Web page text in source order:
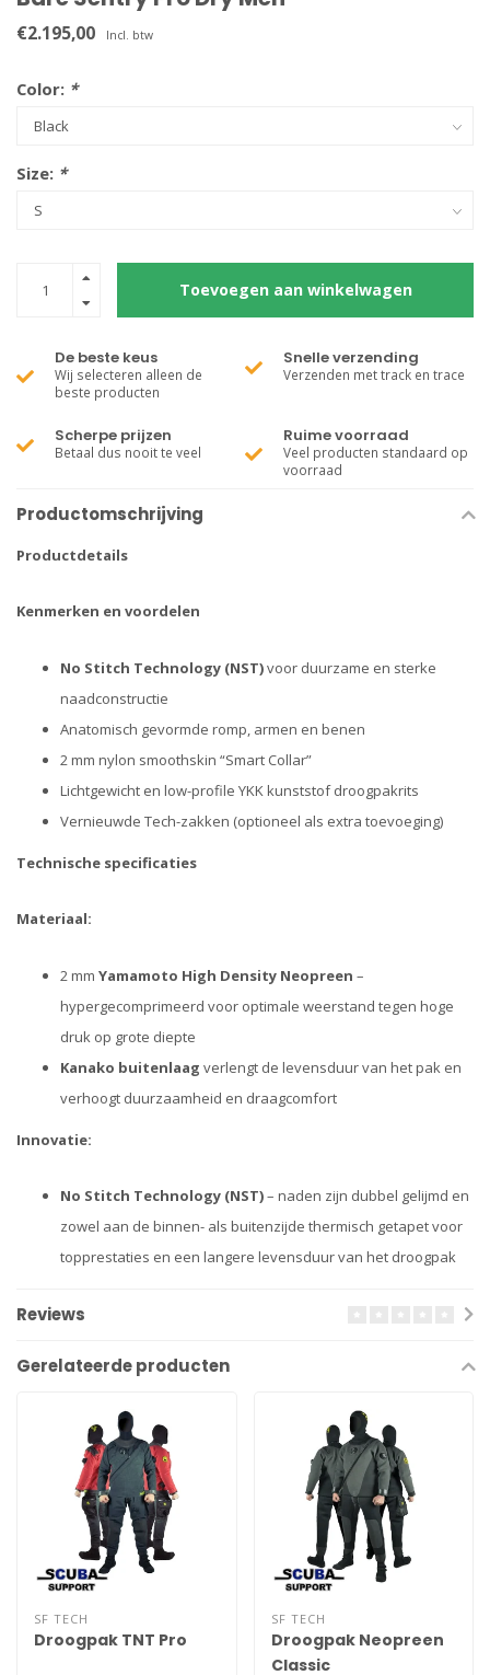
€2.195,00 Incl. btw
Color: *
Size: *
Toevoegen aan winkelwagen
De beste keus
Wij selecteren alleen de
beste producten
Snelle verzending
Verzenden met track en trace
Scherpe prijzen
Betaal dus nooit te veel
Ruime voorraad
Veel producten standaard op
voorraad
Productomschrijving
Productdetails
Kenmerken en voordelen
No Stitch Technology (NST)voor duurzame en sterke
naadconstructie
Anatomisch gevormde romp, armen en benen
2 mm nylon smoothskin “Smart Collar”
Lichtgewicht en low-profile YKK kunststof droogpakrits
Vernieuwde Tech-zakken (optioneel als extra toevoeging)
Technische specificaties
Materiaal:
2 mm Yamamoto High Density Neopreen –
hypergecomprimeerd voor optimale weerstand tegen hoge
druk op grote diepte
Kanako buitenlaag verlengt de levensduur van het pak en
verhoogt duurzaamheid en draagcomfort
Innovatie:
No Stitch Technology (NST)– naden zijn dubbel gelijmd en
zowel aan de binnen- als buitenzijde thermisch getapet voor
topprestaties en een langere levensduur van het droogpak
Reviews
Gerelateerde producten
SF TECH
Droogpak TNT Pro
SF TECH
Droogpak Neopreen
Classic